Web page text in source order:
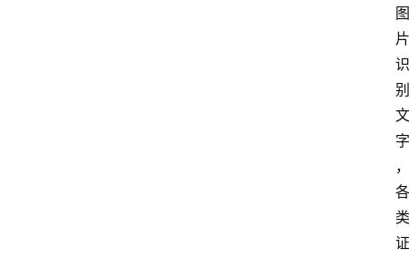
图
片
识
别
文
字
，
各
类
证